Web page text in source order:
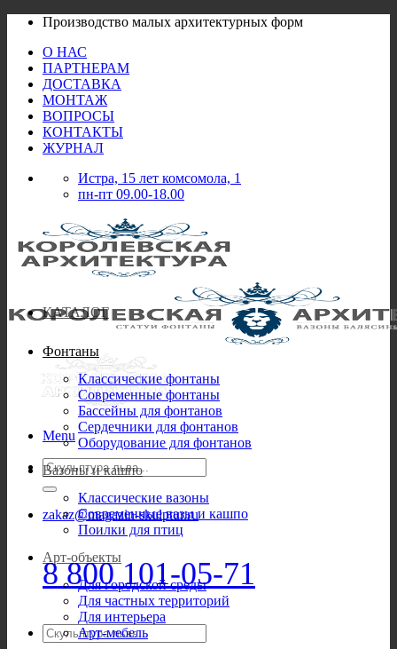
Skip
content
Производство малых архитектурных форм
О НАС
ПАРТНЕРАМ
ДОСТАВКА
МОНТАЖ
ВОПРОСЫ
КОНТАКТЫ
ЖУРНАЛ
Истра, 15 лет комсомола, 1
пн-пт 09.00-18.00
Menu
Искать:
zakaz@magazin-skulptur.ru
8 800 101-05-71
Искать:
КАТАЛОГ
Фонтаны
Классические фонтаны
Современные фонтаны
Бассейны для фонтанов
Сердечники для фонтанов
Оборудование для фонтанов
Вазоны и кашпо
Классические вазоны
Современные вазы и кашпо
Поилки для птиц
Арт-объекты
Для городской среды
Для частных территорий
Для интерьера
Арт-мебель